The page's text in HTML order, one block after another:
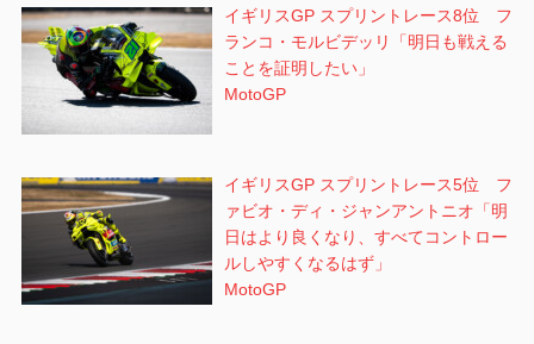
イギリスGP スプリントレース8位 フ
ランコ・モルビデッリ「明日も戦える
ことを証明したい」
MotoGP
イギリスGP スプリントレース5位 フ
ァビオ・ディ・ジャンアントニオ「明
日はより良くなり、すべてコントロー
ルしやすくなるはず」
MotoGP